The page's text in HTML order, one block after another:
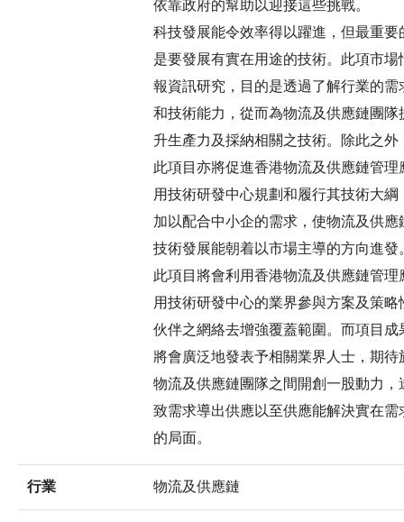
依靠政府的幫助以迎接這些挑戰。
科技發展能令效率得以躍進，但最重要
是要發展有實在用途的技術。此項市場
報資訊研究，目的是透過了解行業的需
和技術能力，從而為物流及供應鏈團隊
升生產力及採納相關之技術。除此之外
此項目亦將促進香港物流及供應鏈管理
用技術研發中心規劃和履行其技術大綱
加以配合中小企的需求，使物流及供應
技術發展能朝着以市場主導的方向進發
此項目將會利用香港物流及供應鏈管理
用技術研發中心的業界參與方案及策略
伙伴之網絡去增強覆蓋範圍。而項目成
將會廣泛地發表予相關業界人士，期待
物流及供應鏈團隊之間開創一股動力，
致需求導出供應以至供應能解決實在需
的局面。
行業 物流及供應鏈